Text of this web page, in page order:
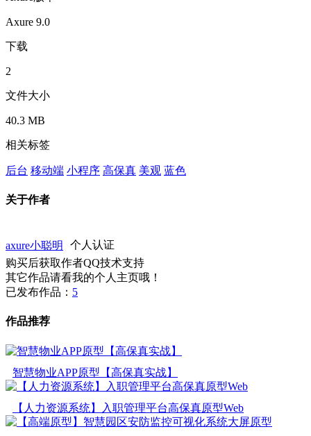
Axure 9.0
下载
2
文件大小
40.3 MB
相关标签
后台 移动端 小程序 高保真 美观 蓝色
关于作者
axure小聪明
个人认证
购买后获取作者QQ技术支持
其它作品请看我的个人主页哦！
已发布作品： 5
作品推荐
智慧物业APP原型【高保真实战】
【人力资源系统】入职管理平台高保真原型Web